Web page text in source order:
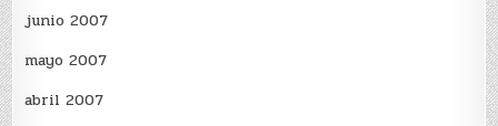
junio 2007
mayo 2007
abril 2007